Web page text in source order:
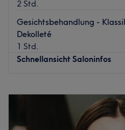
2 Std.
Gesichtsbehandlung -
Dekolleté
1 Std.
Schnellansicht Saloninfos
Donnerstag